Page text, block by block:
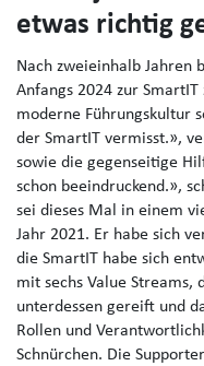
etwas richtig
Nach zweieinhalb
Anfangs 2024 zur
moderne Führungskultur
der SmartIT vermisst.»,
sowie die gegenseitige
schon beeindruckend.»,
sei dieses Mal in einem
Jahr 2021. Er habe sich
die SmartIT habe sich
mit sechs Value
unterdessen gereift und
Rollen und
Schnürchen. Die